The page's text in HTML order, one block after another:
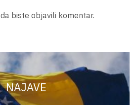
da biste objavili komentar.
NAJAVE